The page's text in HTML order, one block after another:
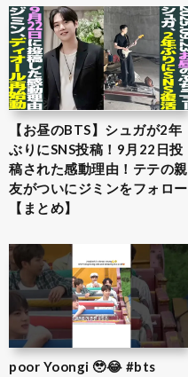
【お昼のBTS】シュガが2年
ぶりにSNS投稿！9月22日投
稿された感動理由！テテの親
友がついにジミンをフォロー
【まとめ】
poor Yoongi 🥹😂 #bts